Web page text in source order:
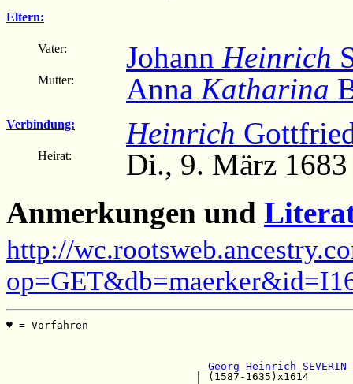
Eltern:
Vater: Johann Heinrich
Mutter: Anna Katharina
Verbindung: Heinrich
Heirat:
Di., 9. März 1683
Anmerkungen und
http://
♥ = Vorfahren
Georg Heinrich
|